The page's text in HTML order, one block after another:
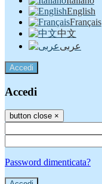
English
Français
中文
عربى
Accedi
Accedi
button close ×
Password dimenticata?